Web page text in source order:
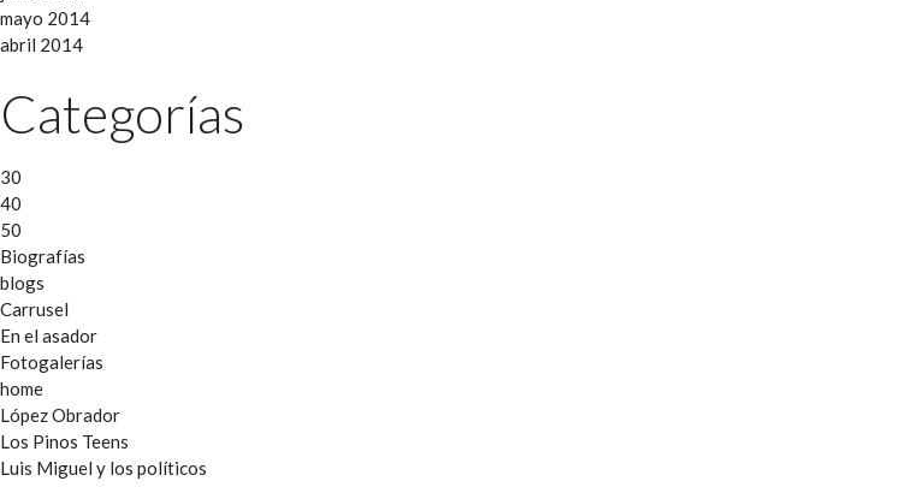
mayo 2014
abril 2014
Categorías
30
40
50
Biografías
blogs
Carrusel
En el asador
Fotogalerías
home
López Obrador
Los Pinos Teens
Luis Miguel y los políticos